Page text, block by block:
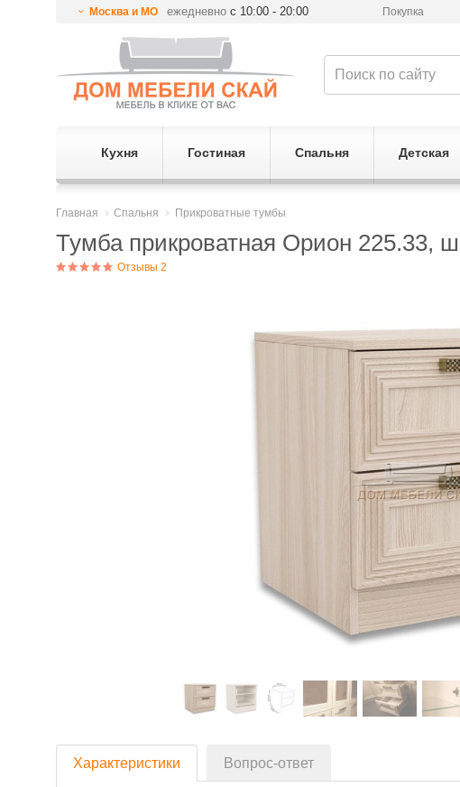
Москва и МО ежедневнос 10:00 - 20:00 Покупка
Кухня Гостиная Спальня Детская
Главная Спальня Прикроватные тумбы
Тумба прикроватная Орион 225.33,
Отзывы 2
Характеристики Вопрос-ответ